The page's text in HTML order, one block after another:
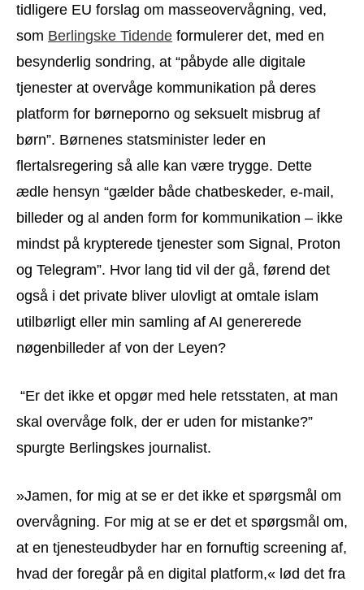
tidligere EU forslag om masseovervågning, ved,
som Berlingske Tidende formulerer det, med en
besynderlig sondring, at “påbyde alle digitale
tjenester at overvåge kommunikation på deres
platform for børneporno og seksuelt misbrug af
børn”. Børnenes statsminister leder en
flertalsregering så alle kan være trygge. Dette
ædle hensyn “gælder både chatbeskeder, e-mail,
billeder og al anden form for kommunikation – ikke
mindst på krypterede tjenester som Signal, Proton
og Telegram”. Hvor lang tid vil der gå, førend det
også i det private bliver ulovligt at omtale islam
utilbørligt eller min samling af AI genererede
nøgenbilleder af von der Leyen?
“Er det ikke et opgør med hele retsstaten, at man
skal overvåge folk, der er uden for mistanke?”
spurgte Berlingskes journalist.
»Jamen, for mig at se er det ikke et spørgsmål om
overvågning. For mig at se er det et spørgsmål om,
at en tjenesteudbyder har en fornuftig screening af,
hvad der foregår på en digital platform,« lød det fra